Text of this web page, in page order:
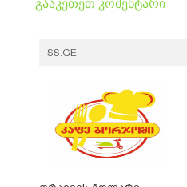
გააკეთეთ კომენტარი
SS.GE